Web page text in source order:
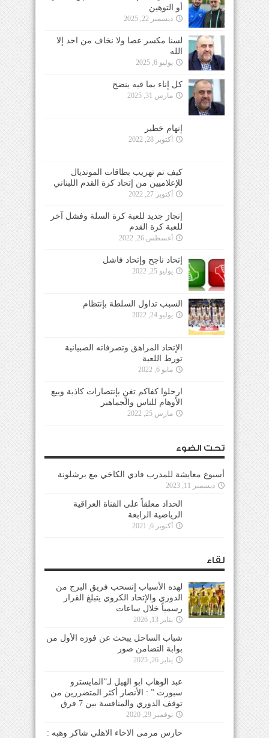
أو التوهين
ديسمبر 22, 2025
لسنا مكسر عصا ولا نخاف من احد إلا
الله
يوليو 6, 2025
كل إناء بما فيه ينضح
مارس 31, 2025
إتهام خطير
أكتوبر 28, 2022
كيف تم تهريب بطاقات المونديال
للإعلاميين من إتحاد كرة القدم اللبناني
أكتوبر 27, 2022
إنجاز جديد للعبة كرة السلة وفشل آخر
للعبة كرة القدم
أغسطس 26, 2022
إتحاد ناجح وإتحاد فاشل
يوليو 25, 2022
السبب تداول السلطة بإنتظام
يوليو 24, 2022
الإتحاد المراهق وتصرفاته الصبيانية
تورط اللعبة
مايو 6, 2022
ارحلوا كفاكم تغنٍ بإنتصارات كاذبة وبيع
الأوهام للناس والجماهير
مارس 25, 2022
تحت الضوء
أسبوع معايشة للمدرب فادي الكاخي مع برشلونة
ديسمبر 11, 2023
الحداد معلقاً على القناة العراقية
الرياضية الرابعة
أكتوبر 6, 2021
لقاء
لهذه الأسباب إنسحب فريق البرج من
الدوري والإتحاد الكروي يتبلغ القرار
رسمياً خلال ساعات
يناير 13, 2026
شباب الساحل يبحث عن فوزه الأول من
بوابة التضامن صور
يناير 26, 2025
عبد الوهاب ابو الهيل لـ”المايسترو
سبورت ” : الأنصار أكثر المتضررين من
توقف الدوري والمنافسة بين 7 فرق
نوفمبر 29, 2020
حارس مرمى الاخاء الاهلي شاكر وهبه :